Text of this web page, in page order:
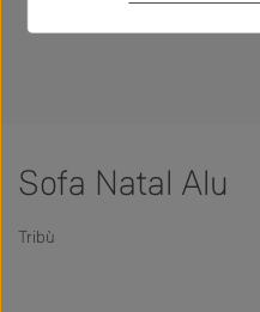
Sofa Natal Alu
Tribù